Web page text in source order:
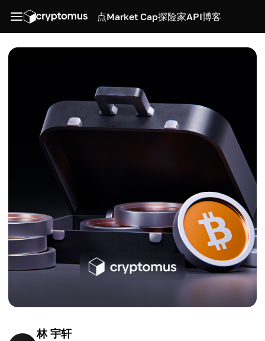
点Market Cap探险家API博客
林 宇轩